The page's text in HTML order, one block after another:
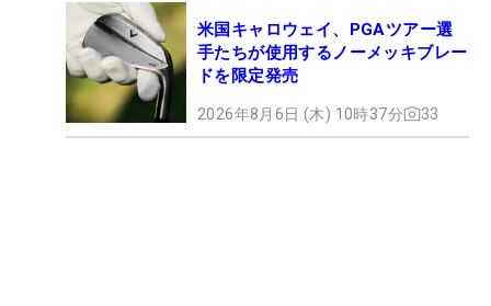
米国キャロウェイ、PGAツアー選
手たちが使用するノーメッキブレー
ドを限定発売
2026年8月6日 (木) 10時37分 33